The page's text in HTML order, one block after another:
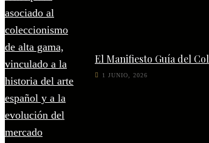
El Manifiesto Guía del
1 JUNIO, 2026